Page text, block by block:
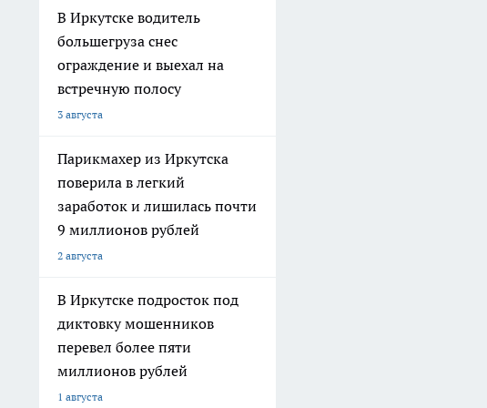
В Иркутске водитель
большегруза снес
ограждение и выехал на
встречную полосу
3 августа
Парикмахер из Иркутска
поверила в легкий
заработок и лишилась почти
9 миллионов рублей
2 августа
В Иркутске подросток под
диктовку мошенников
перевел более пяти
миллионов рублей
1 августа